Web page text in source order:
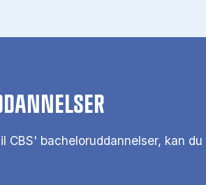
CBS' bacheloruddannelser, kan du